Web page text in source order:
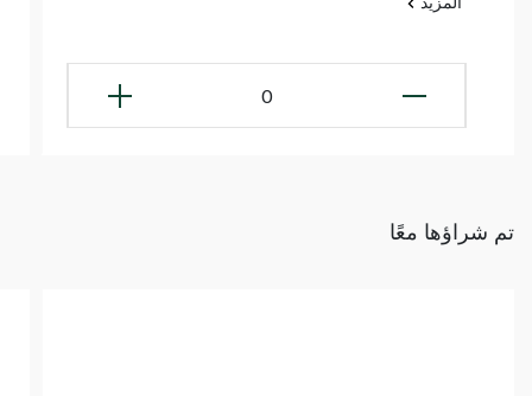
0
تم شراؤها معًا